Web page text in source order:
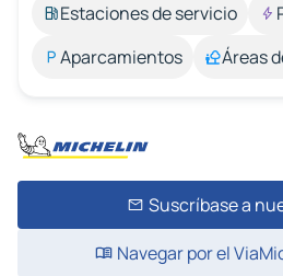
Estaciones de servicio
Aparcamientos
Áreas
Suscríbase a
Navegar por el